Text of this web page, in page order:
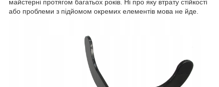
майстерні протягом багатьох років. Ні про яку втрату стійкості
або проблеми з підйомом окремих елементів мова не йде.